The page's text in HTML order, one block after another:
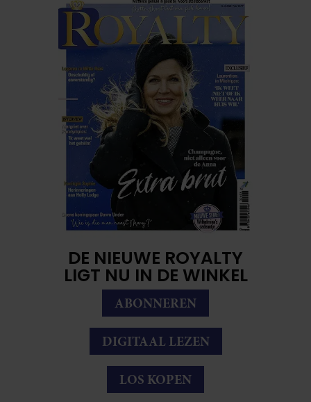
DE NIEUWE ROYALTY
LIGT NU IN DE WINKEL
ABONNEREN
DIGITAAL LEZEN
LOS KOPEN